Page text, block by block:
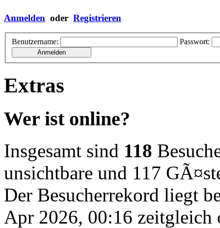
Anmelden oder Registrieren
Benutzername: Passwort:
Extras
Wer ist online?
Insgesamt sind 118
unsichtbare und 117
Der Besucherrekord liegt
Apr 2026, 00:16 zeitgleich